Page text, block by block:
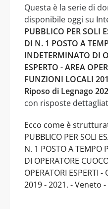
Questa è la serie di
disponibile oggi su
PUBBLICO PER SOLI
DI N. 1 POSTO A
INDETERMINATO DI
ESPERTO - AREA
FUNZIONI LOCALI
Riposo di Legnago
con risposte
Ecco come è
PUBBLICO PER SOLI
N. 1 POSTO A TEMPO
DI OPERATORE
OPERATORI ESPERTI
2019 - 2021. - Veneto